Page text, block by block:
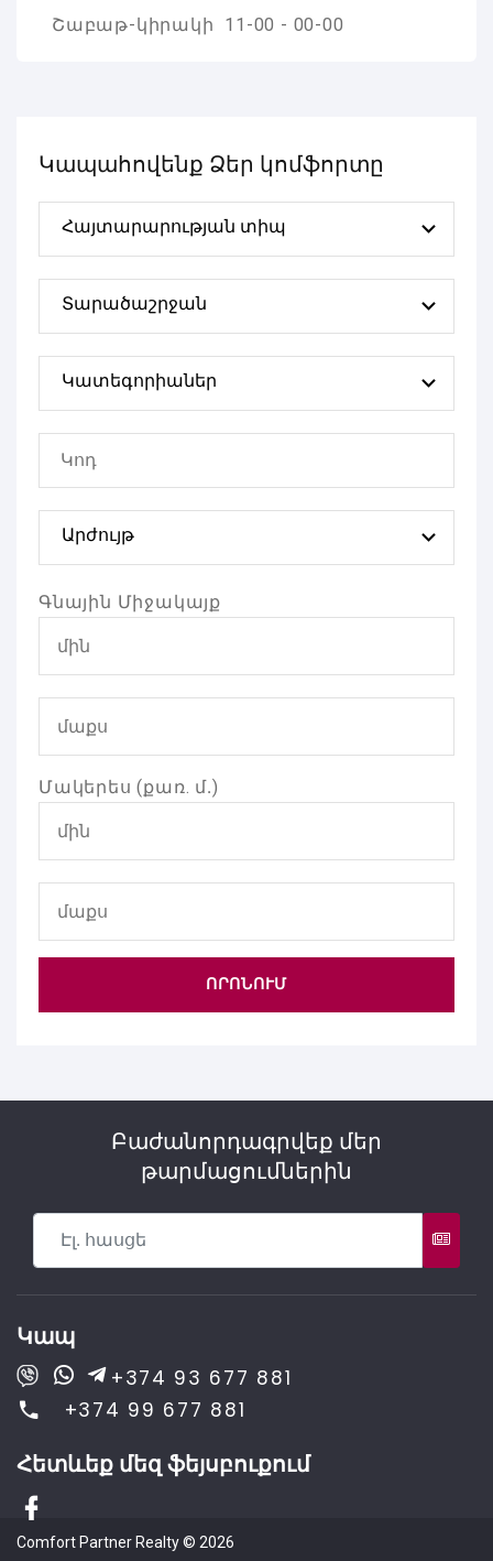
Շաբաթ-կիրակի 11-00 - 00-00
Կապահովենք Ձեր կոմֆորտը
Հայտարարության տիպ
Տարածաշրջան
Կատեգորիաներ
Արժույթ
Գնային Միջակայք
Մակերես (քառ. մ․)
ՈՐՈՆՈՒՄ
Բաժանորդագրվեք մեր
թարմացումներին
Կապ
+374 93 677 881
+374 99 677 881
Հետևեք մեզ ֆեյսբուքում
Comfort Partner Realty© 2026